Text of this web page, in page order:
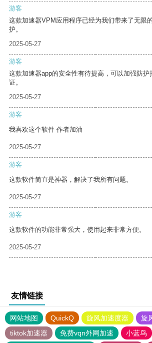
游客
这款加速器VPM应用程序已经为我们带来了无限
护。
2025-05-27
游客
这款加速器app的安全性有待提高，可以加强防
证。
2025-05-27
游客
我喜欢这个软件 作者加油
2025-05-27
游客
这款软件简直是神器，解决了我所有问题。
2025-05-27
游客
这款软件的功能非常强大，使用起来非常方便。
2025-05-27
友情链接
网站地图 QuickQ 旋风加速度器 旋
tiktok加速器
免费vqn外网加速 小蓝鸟